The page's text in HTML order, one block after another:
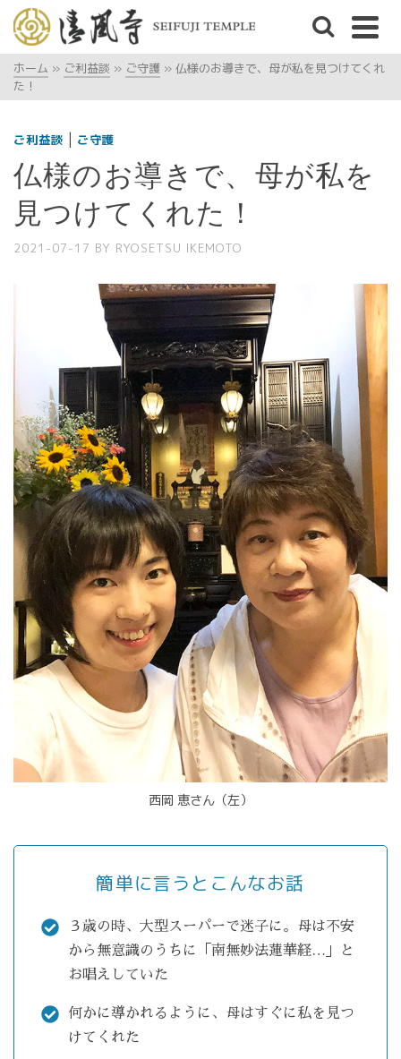
ホーム » ご利益談 » ご守護 » 仏様のお導きで、母が私を見つけてくれ
た！
ご利益談 | ご守護
仏様のお導きで、母が私を
見つけてくれた！
2021-07-17 BY RYOSETSU IKEMOTO
西岡 恵さん（左）
簡単に言うとこんなお話
３歳の時、大型スーパーで迷子に。母は不安
から無意識のうちに「南無妙法蓮華経…」と
お唱えしていた
何かに導かれるように、母はすぐに私を見つ
けてくれた